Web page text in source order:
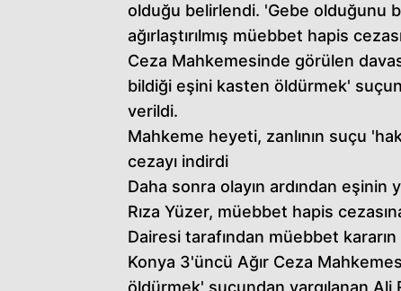
olduğu belirlendi. 'Gebe olduğunu
ağırlaştırılmış müebbet hapis
Ceza Mahkemesinde görülen
bildiği eşini kasten öldürmek'
verildi.
Mahkeme heyeti, zanlının suçu
cezayı indirdi
Daha sonra olayın ardından eşinin
Rıza Yüzer, müebbet hapis
Dairesi tarafından müebbet kararın
Konya 3'üncü Ağır Ceza
öldürmek' suçundan yargılanan Ali